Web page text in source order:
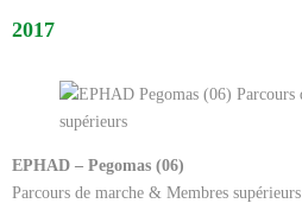
2017
EPHAD – Pegomas (06)
Parcours de marche & Membres supérieurs